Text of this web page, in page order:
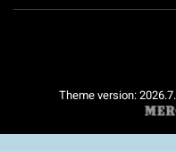
Theme version: